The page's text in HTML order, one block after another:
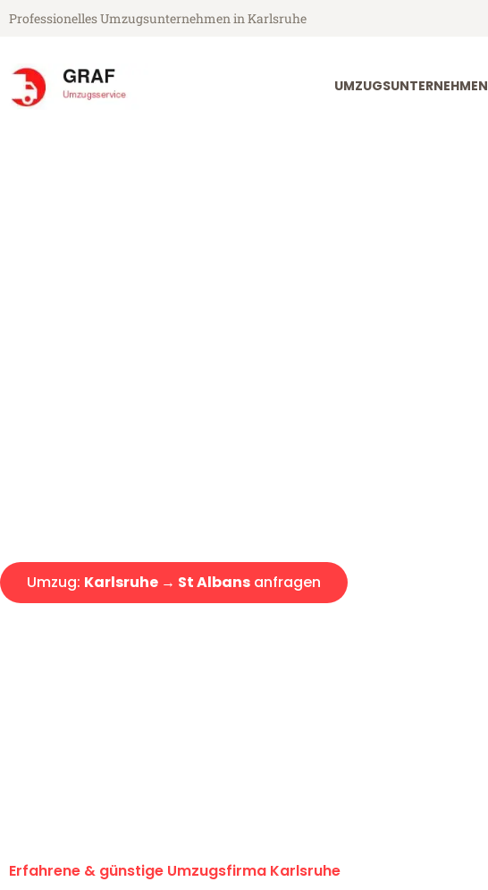
Professionelles Umzugsunternehmen in Karlsruhe
UMZUGSUNTERNEHMEN
Umzug: Karlsruhe → St Albans anfragen
Erfahrene & günstige Umzugsfirma Karlsruhe